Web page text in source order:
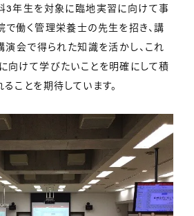
3年生を対象に臨地実習に向けて事
で働く管理栄養士の先生を招き、講
演会で得られた知識を活かし、これ
向けて学びたいことを明確にして積
ことを期待しています。